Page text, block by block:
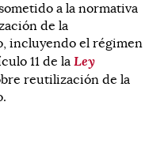
a la normativa
de la
incluyendo el régimen
11 de laLey
reutilización de la